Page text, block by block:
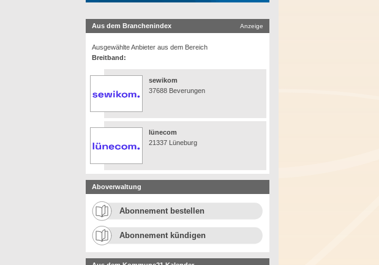
Aus dem Branchenindex Anzeige
Ausgewählte Anbieter aus dem Bereich
Breitband:
sewikom
37688 Beverungen
lünecom
21337 Lüneburg
Aboverwaltung
Abonnement bestellen
Abonnement kündigen